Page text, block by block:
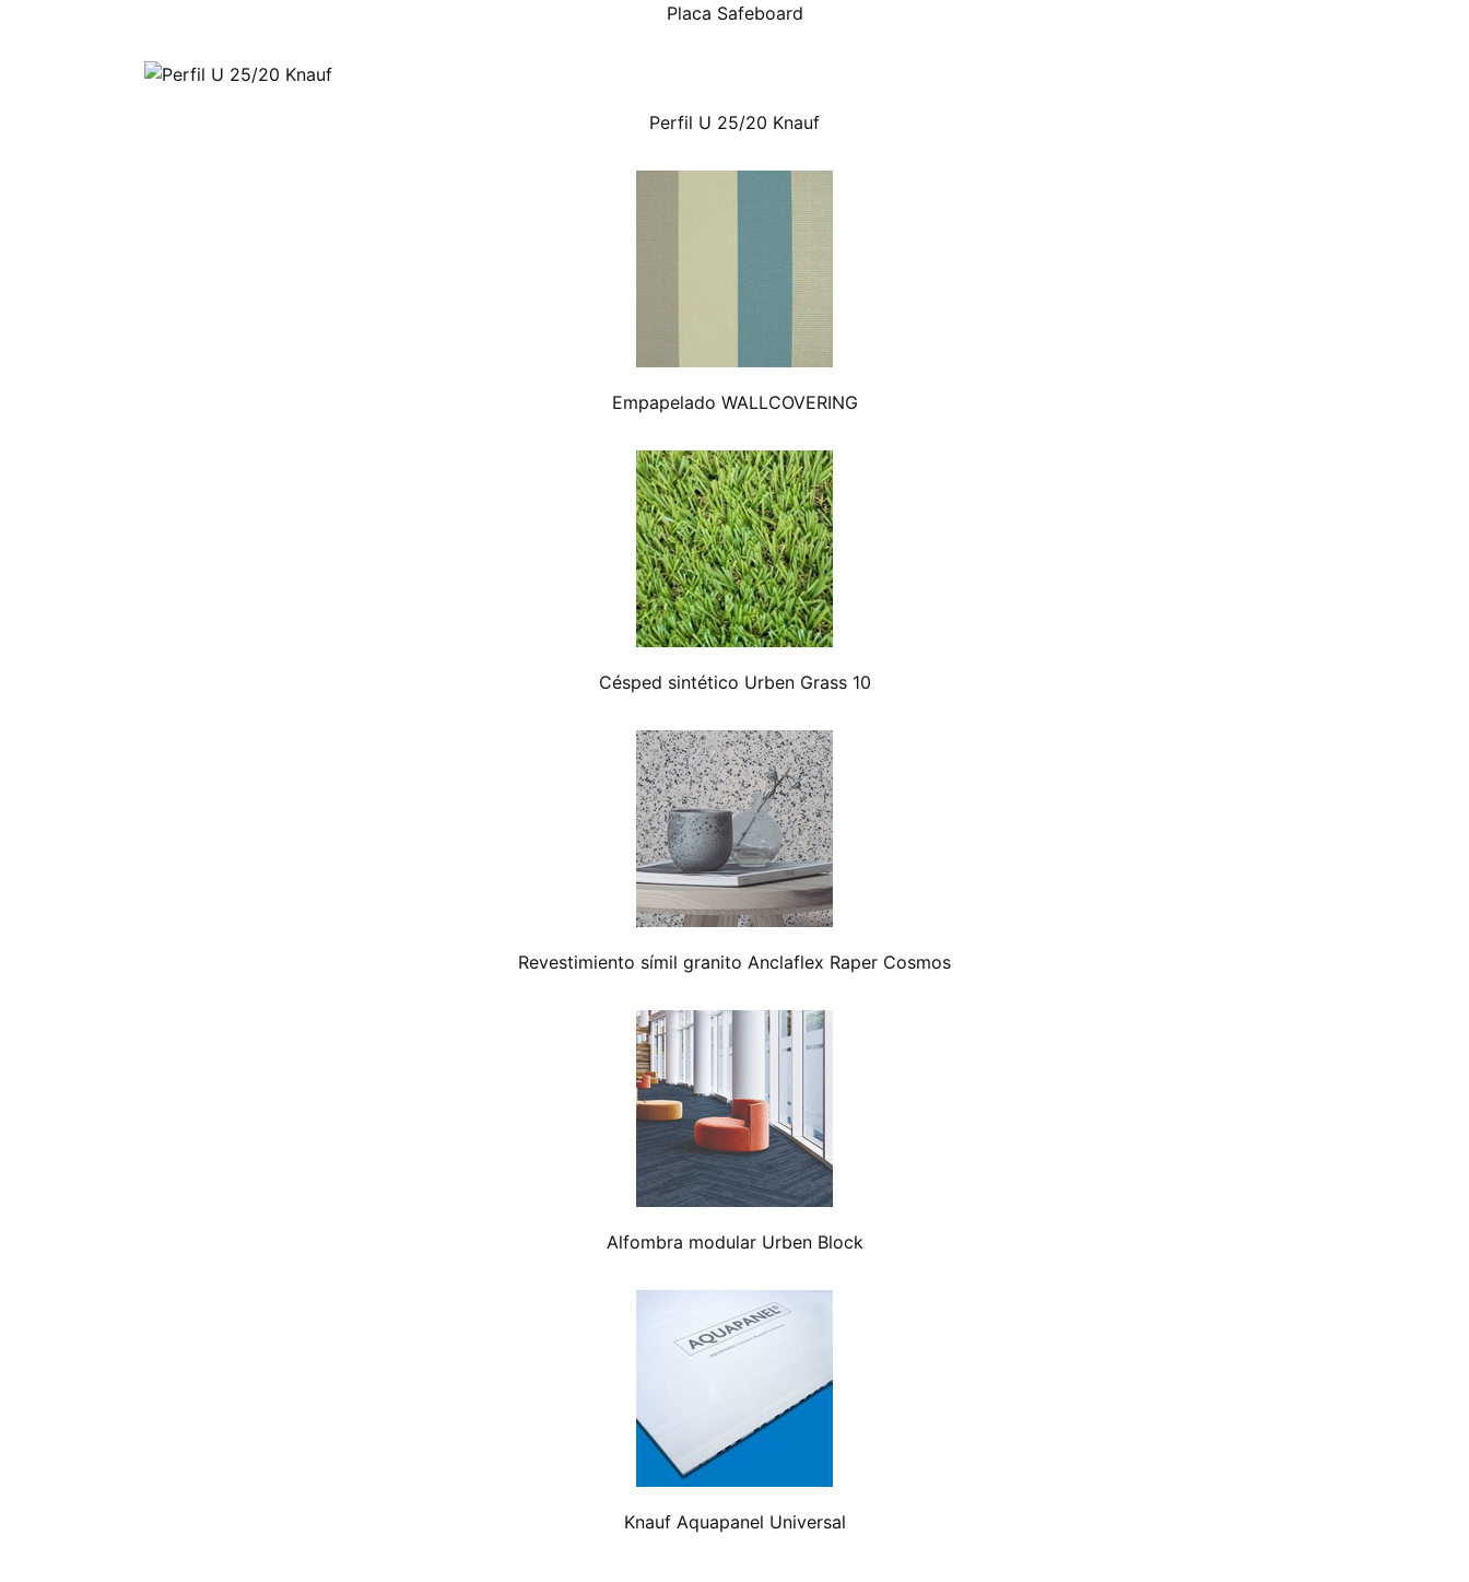
Placa Safeboard
Perfil U 25/20 Knauf
Empapelado WALLCOVERING
Césped sintético Urben Grass 10
Revestimiento símil granito Anclaflex Raper Cosmos
Alfombra modular Urben Block
Knauf Aquapanel Universal